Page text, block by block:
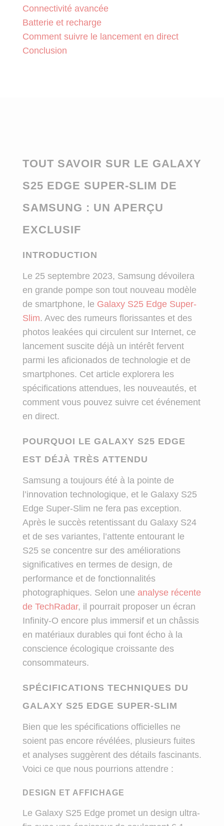
Connectivité avancée
Batterie et recharge
Comment suivre le lancement en direct
Conclusion
TOUT SAVOIR SUR LE GALAXY
S25 EDGE SUPER-SLIM DE
SAMSUNG : UN APERÇU
EXCLUSIF
INTRODUCTION
Le 25 septembre 2023, Samsung dévoilera
en grande pompe son tout nouveau modèle
de smartphone, le Galaxy S25 Edge Super-
Slim. Avec des rumeurs florissantes et des
photos leakées qui circulent sur Internet, ce
lancement suscite déjà un intérêt fervent
parmi les aficionados de technologie et de
smartphones. Cet article explorera les
spécifications attendues, les nouveautés, et
comment vous pouvez suivre cet événement
en direct.
POURQUOI LE GALAXY S25 EDGE
EST DÉJÀ TRÈS ATTENDU
Samsung a toujours été à la pointe de
l’innovation technologique, et le Galaxy S25
Edge Super-Slim ne fera pas exception.
Après le succès retentissant du Galaxy S24
et de ses variantes, l’attente entourant le
S25 se concentre sur des améliorations
significatives en termes de design, de
performance et de fonctionnalités
photographiques. Selon une analyse récente
de TechRadar, il pourrait proposer un écran
Infinity-O encore plus immersif et un châssis
en matériaux durables qui font écho à la
conscience écologique croissante des
consommateurs.
SPÉCIFICATIONS TECHNIQUES DU
GALAXY S25 EDGE SUPER-SLIM
Bien que les spécifications officielles ne
soient pas encore révélées, plusieurs fuites
et analyses suggèrent des détails fascinants.
Voici ce que nous pourrions attendre :
DESIGN ET AFFICHAGE
Le Galaxy S25 Edge promet un design ultra-